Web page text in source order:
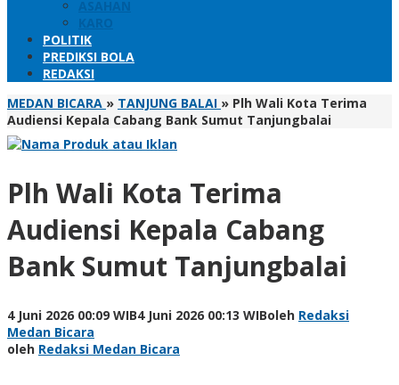
ASAHAN
KARO
POLITIK
PREDIKSI BOLA
REDAKSI
MEDAN BICARA » TANJUNG BALAI » Plh Wali Kota Terima
Audiensi Kepala Cabang Bank Sumut Tanjungbalai
Plh Wali Kota Terima
Audiensi Kepala Cabang
Bank Sumut Tanjungbalai
4 Juni 2026 00:09 WIB4 Juni 2026 00:13 WIBoleh Redaksi
Medan Bicara
oleh Redaksi Medan Bicara